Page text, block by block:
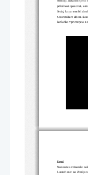
priložnost opazovati,
Sedaj, ko pa sem bil
S teoretičnim delom
kar lahko v primerjavi z
Uvod
Namen te seminarske
Luninih men na Zemljo